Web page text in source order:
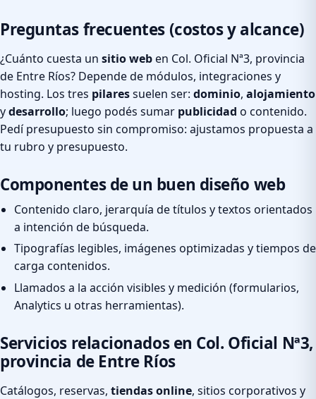
Preguntas frecuentes (costos y alcance)
¿Cuánto cuesta un sitio weben Col. Oficial Nª3, provincia
de Entre Ríos? Depende de módulos, integraciones y
hosting. Los tres pilaressuelen ser: dominio, alojamiento
ydesarrollo; luego podés sumar publicidad o contenido.
Pedí presupuesto sin compromiso: ajustamos propuesta a
tu rubro y presupuesto.
Componentes de un buen diseño web
Contenido claro, jerarquía de títulos y textos orientados
a intención de búsqueda.
Tipografías legibles, imágenes optimizadas y tiempos de
carga contenidos.
Llamados a la acción visibles y medición (formularios,
Analytics u otras herramientas).
Servicios relacionados en Col. Oficial Nª3,
provincia de Entre Ríos
Catálogos, reservas, tiendas online, sitios corporativos y